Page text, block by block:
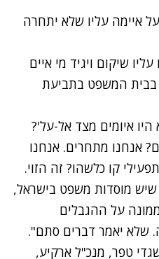
איימה עליו שלא יתחרה
שיקום ויגיד מי איים
בבית המשפט בתביעת
איומים מצד אל-על'?
אנחנו מתחרים. אנחנו
קו כלשהו? זה הזוי.
מוסדות משפט בישראל,
על ההגבלים
שלא יאמר דברים סתם".
טפר, מנכ"ל ארקיע,